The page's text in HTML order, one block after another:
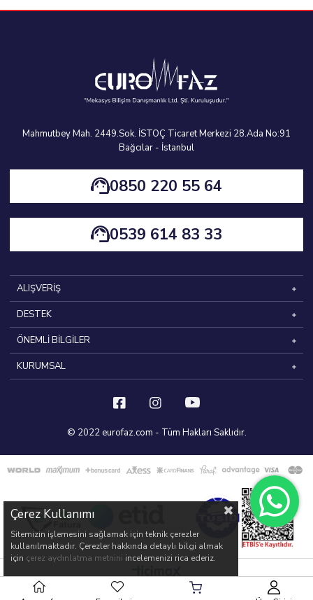
Mahmutbey Mah. 2449.Sok. İSTOÇ Ticaret Merkezi 28.Ada No:91
Bağcılar - İstanbul
0850 220 55 64
0539 614 83 33
ALIŞVERİŞ
DESTEK
ÖNEMLİ BİLGİLER
KURUMSAL
© 2022 eurofaz.com - Tüm Hakları Saklıdır.
Çerez Kullanımı
Sitemizin işlemesini sağlamak için teknik çerezler
kullanılmaktadır. Çerezler hakkında detaylı bilgi almak
için çerez aydınlatma metnini incelemenizi rica ederiz.